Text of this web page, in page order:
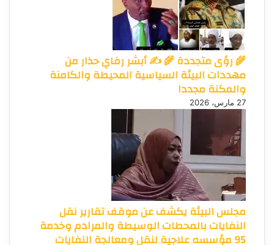
🌾 رؤى متجددة 🌾 ✍️ أبشر رفاي حذار من
مهددات البيئة السياسية المحيطة والكامنة
والمكنة مجددا
27 مارس، 2026
مجلس البيئة يكشف عن موقف تقارير نقل
النفايات بالمحطات الوسيطة والمرادم وخدمة
95 مؤسسه علاجية لنقل ومعالجة النفايات